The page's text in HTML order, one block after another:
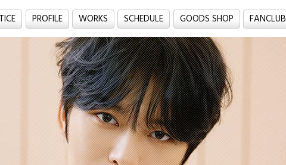
PROFILE WORKS SCHEDULE GOODS SHOP FANCLUB